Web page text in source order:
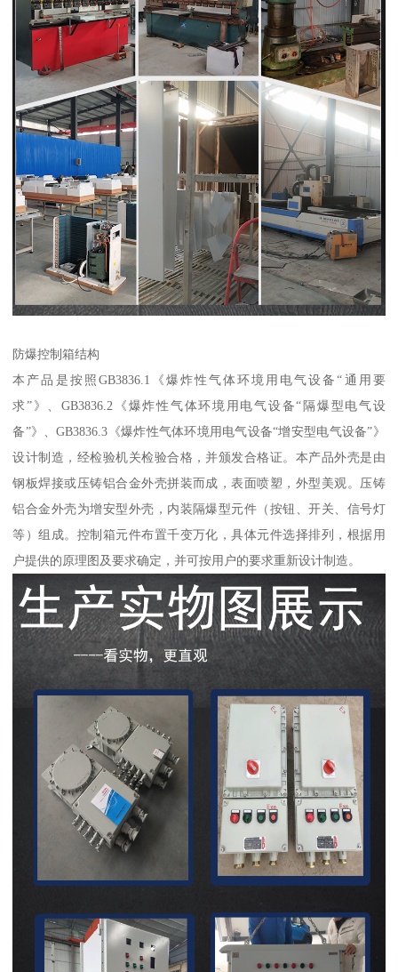
防爆控制箱结构
本产品是按照GB3836.1《爆炸性气体环境用电气设备“通用要
求”》、GB3836.2《爆炸性气体环境用电气设备“隔爆型电气设
备”》、GB3836.3《爆炸性气体环境用电气设备“增安型电气设备”》
设计制造，经检验机关检验合格，并颁发合格证。本产品外壳是由
钢板焊接或压铸铝合金外壳拼装而成，表面喷塑，外型美观。压铸
铝合金外壳为增安型外壳，内装隔爆型元件（按钮、开关、信号灯
等）组成。控制箱元件布置千变万化，具体元件选择排列，根据用
户提供的原理图及要求确定，并可按用户的要求重新设计制造。